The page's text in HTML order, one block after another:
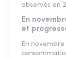
observés en
En
et
En novembre